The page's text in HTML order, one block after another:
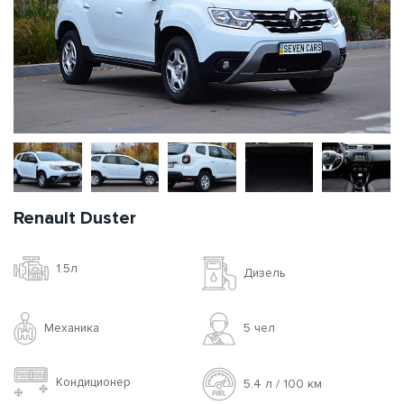
Renault Duster
1.5л Дизель
Механика 5 чел
Кондиционер 5.4 л / 100 км